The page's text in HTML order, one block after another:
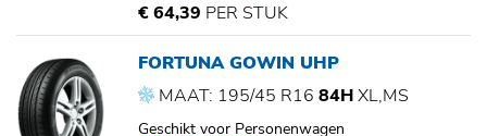
€ 64,39 PER STUK
FORTUNA GOWIN UHP
MAAT: 195/45 R16 84HXL,MS
Geschikt voor Personenwagen